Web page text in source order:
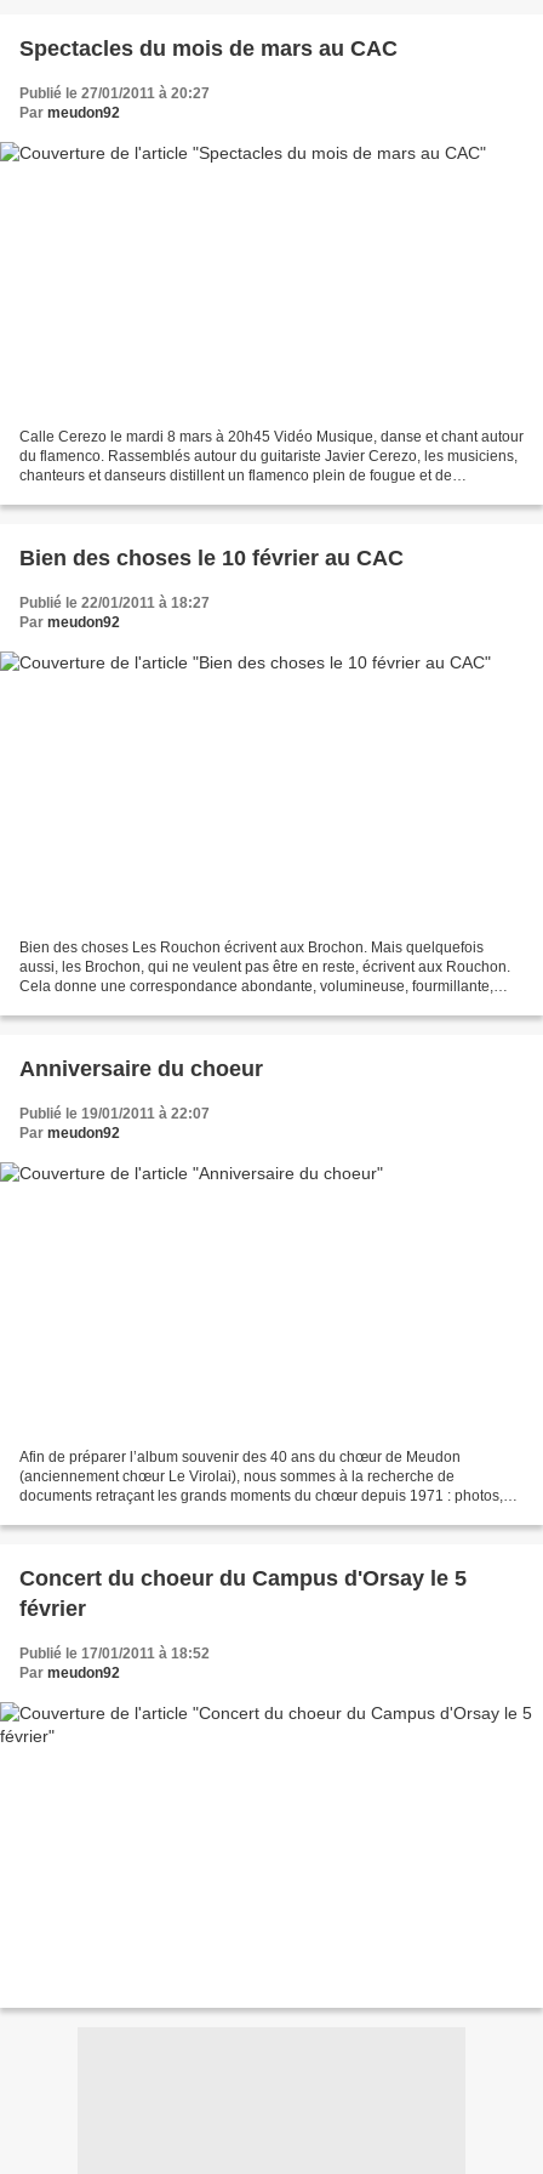
Spectacles du mois de mars au CAC
Publié le 27/01/2011 à 20:27
Par meudon92
Calle Cerezo le mardi 8 mars à 20h45 Vidéo Musique, danse et chant autour
du flamenco. Rassemblés autour du guitariste Javier Cerezo, les musiciens,
chanteurs et danseurs distillent un flamenco plein de fougue et de
Bien des choses le 10 février au CAC
Publié le 22/01/2011 à 18:27
Par meudon92
Bien des choses Les Rouchon écrivent aux Brochon. Mais quelquefois
aussi, les Brochon, qui ne veulent pas être en reste, écrivent aux Rouchon.
Cela donne une correspondance abondante, volumineuse, fourmillante,
Anniversaire du choeur
Publié le 19/01/2011 à 22:07
Par meudon92
Afin de préparer l’album souvenir des 40 ans du chœur de Meudon
(anciennement chœur Le Virolai), nous sommes à la recherche de
documents retraçant les grands moments du chœur depuis 1971 : photos,
Concert du choeur du Campus d'Orsay le 5
février
Publié le 17/01/2011 à 18:52
Par meudon92